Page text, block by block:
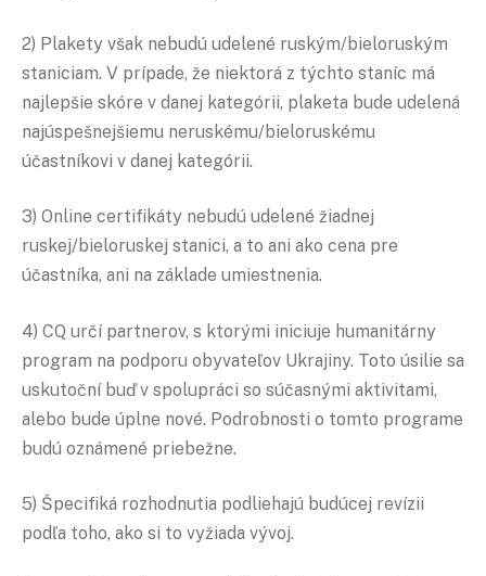
2) Plakety však nebudú udelené ruským/bieloruským
staniciam. V prípade, že niektorá z týchto staníc má
najlepšie skóre v danej kategórii, plaketa bude udelená
najúspešnejšiemu neruskému/bieloruskému
účastníkovi v danej kategórii.
3) Online certifikáty nebudú udelené žiadnej
ruskej/bieloruskej stanici, a to ani ako cena pre
účastníka, ani na základe umiestnenia.
4) CQ určí partnerov, s ktorými iniciuje humanitárny
program na podporu obyvateľov Ukrajiny. Toto úsilie sa
uskutoční buď v spolupráci so súčasnými aktivitami,
alebo bude úplne nové. Podrobnosti o tomto programe
budú oznámené priebežne.
5) Špecifiká rozhodnutia podliehajú budúcej revízii
podľa toho, ako si to vyžiada vývoj.